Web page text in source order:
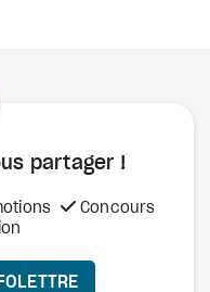
partager !
Concours